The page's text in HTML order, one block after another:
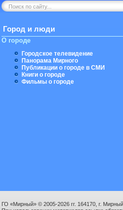
Город и люди
О городе
Городское телевидение
Панорама Мирного
Публикации о городе в СМИ
Книги о городе
Фильмы о городе
ГО «Мирный» © 2005-2026 гг. 164170, г.